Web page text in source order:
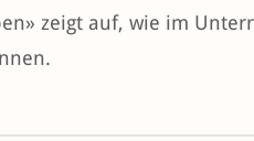
zeigt auf, wie im